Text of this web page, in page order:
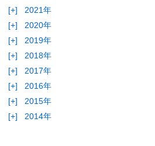
[+]
2021年
[+]
2020年
[+]
2019年
[+]
2018年
[+]
2017年
[+]
2016年
[+]
2015年
[+]
2014年